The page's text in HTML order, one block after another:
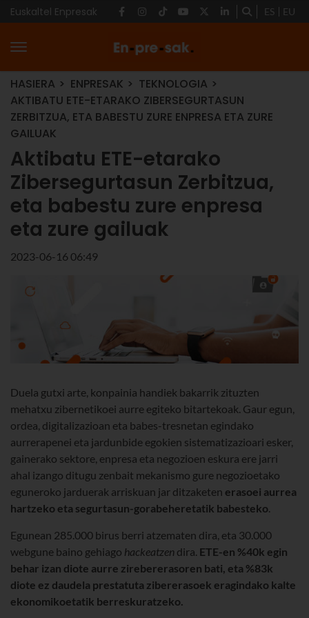
Euskaltel Enpresak ES EU
HASIERA ENPRESAK
TEKNOLOGIA
AKTIBATU ETE-ETARAKO ZIBERSEGURTASUN
ZERBITZUA, ETA BABESTU ZURE ENPRESA ETA ZURE
GAILUAK
Aktibatu ETE-etarako
Zibersegurtasun Zerbitzua,
eta babestu zure enpresa
eta zure gailuak
2023-06-16 06:49
Duela gutxi arte, konpainia handiek bakarrik zituzten
mehatxu zibernetikoei aurre egiteko bitartekoak. Gaur egun,
ordea, digitalizazioan eta babes-tresnetan egindako
aurrerapenei eta jardunbide egokien sistematizazioari esker,
gainerako sektore, enpresa eta negozioen eskura ere jarri
ahal izango ditugu zenbait mekanismo gure negozioetako
eguneroko jarduerak arriskuan jar ditzaketen erasoei aurrea
hartzeko eta segurtasun-gorabeheretatik babesteko.
Egunean 285.000 birus berri atzematen dira, eta 30.000
webgune baino gehiago hackeatzen dira. ETE-en %40k egin
behar izan diote aurre zirebererasoren bati, eta %83k
diote ez daudela prestatuta zibererasoek eragindako kalte
ekonomikoetatik berreskuratzeko.